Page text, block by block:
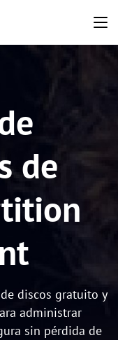
de
discos gratuito y
administrar
sin pérdida de